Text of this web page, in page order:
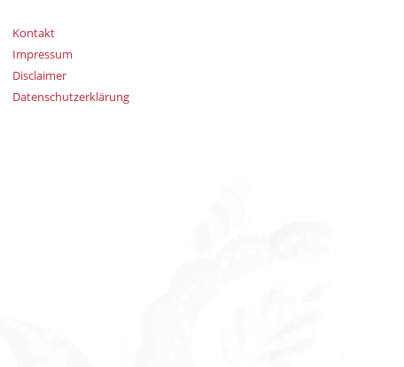
Kontakt
Impressum
Disclaimer
Datenschutzerklärung